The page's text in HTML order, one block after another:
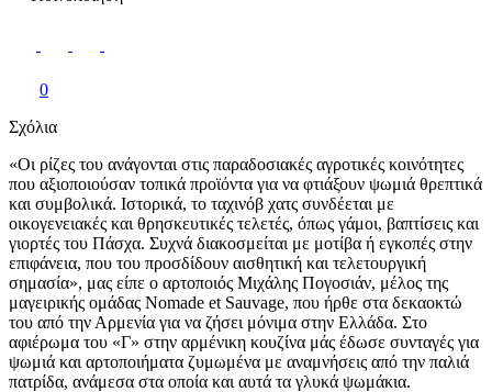
0
Σχόλια
«Οι ρίζες του ανάγονται στις παραδοσιακές αγροτικές κοινότητες
που αξιοποιούσαν τοπικά προϊόντα για να φτιάξουν ψωμιά θρεπτικά
και συμβολικά. Ιστορικά, το ταχινόβ χατς συνδέεται με
οικογενειακές και θρησκευτικές τελετές, όπως γάμοι, βαπτίσεις και
γιορτές του Πάσχα. Συχνά διακοσμείται με μοτίβα ή εγκοπές στην
επιφάνεια, που του προσδίδουν αισθητική και τελετουργική
σημασία», μας είπε ο αρτοποιός Μιχάλης Πογοσιάν, μέλος της
μαγειρικής ομάδας Nomade et Sauvage, που ήρθε στα δεκαοκτώ
του από την Αρμενία για να ζήσει μόνιμα στην Ελλάδα. Στο
αφιέρωμα του «Γ» στην αρμένικη κουζίνα μάς έδωσε συνταγές για
ψωμιά και αρτοποιήματα ζυμωμένα με αναμνήσεις από την παλιά
πατρίδα, ανάμεσα στα οποία και αυτά τα γλυκά ψωμάκια.